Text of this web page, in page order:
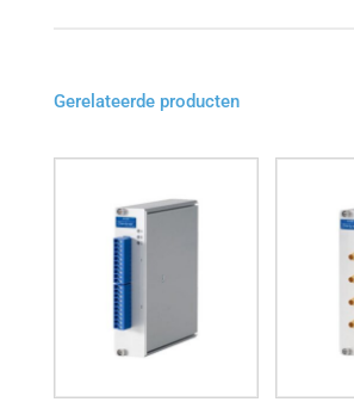
Gerelateerde producten